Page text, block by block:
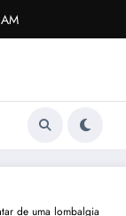
de uma lombalgia